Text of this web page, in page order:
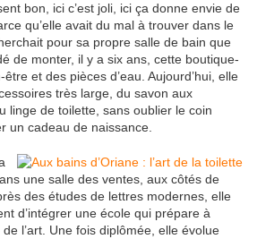
bon, ici c’est joli, ici ça donne envie de
qu’elle avait du mal à trouver dans le
pour sa propre salle de bain que
de monter, il y a six ans, cette boutique-
et des pièces d’eau. Aujourd’hui, elle
très large, du savon aux
linge de toilette, sans oublier le coin
un cadeau de naissance.
une salle des ventes, aux côtés de
des études de lettres modernes, elle
d’intégrer une école qui prépare à
l’art. Une fois diplômée, elle évolue